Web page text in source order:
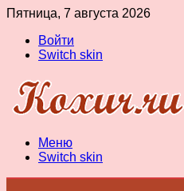
Пятница, 7 августа 2026
Войти
Switch skin
Меню
Switch skin